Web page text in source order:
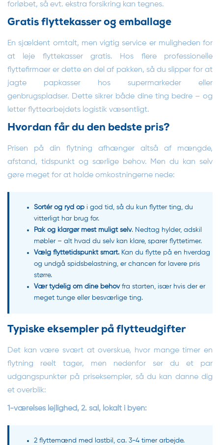
forløbet, så evt. ekstra forsikring kan tegnes.
Gratis flyttekasser og emballage
En sjældent omtalt, men vigtig service er muligheden for
at leje flyttekasser gratis. Hos flere professionelle
flyttefirmaer er dette en del af pakken, så du slipper for at
jagte papkasser hos supermarkeder eller
genbrugspladser. Dette sikrer både dine ting bedre – og
letter flyttearbejdets logistik væsentligt.
Hvordan får du den bedste pris?
Prisen på din flytning afhænger altså af mængde,
afstand, tidspunkt og særlige behov. Men du kan selv
gøre meget for at holde omkostningerne nede:
Sortér og ryd op i god tid, så du kun flytter ting, du
vitterligt har brug for.
Pak og klargør mest muligt selv. Nedtag hylder, adskil
møbler – alt hvad du selv kan klare, sparer flyttetimer.
Vælg flyttetidspunkt smart. Kan du flytte på en hverdag
og undgå spidsbelastning, er chancen for lavere pris
større.
Vær tydelig om dine behovfra starten, især hvis der er
meget tunge eller besværlige ting.
Typiske eksempler på flytteudgifter
Det kan være svært at overskue, hvor mange timer en
flytning reelt tager, men nedenfor ser du et par
udgangspunkter på priseksempler, så du kan danne dig
et overblik:
1-værelses lejlighed, 2. sal, lokalt i byen:
2 flyttemænd med lastbil, ca. 3-4 timer arbejde.